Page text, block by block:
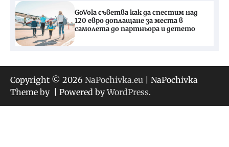
GoVola съветва как да спестим над
120 евро доплащане за места в
самолета до партньора и детето
Copyright © 2026 NaPochivka.eu | NaPochivka
Theme by
| Powered byWordPress.